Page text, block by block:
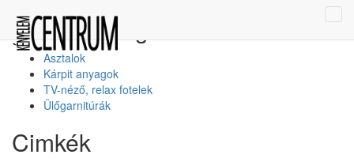
Termékkategóriák
Asztalok
Kárpit anyagok
TV-néző, relax fotelek
Ülőgarnitúrák
Cimkék